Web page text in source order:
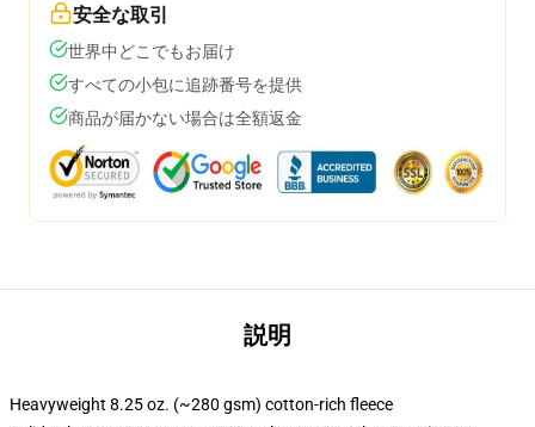
安全な取引
世界中どこでもお届け
すべての小包に追跡番号を提供
商品が届かない場合は全額返金
説明
Heavyweight 8.25 oz. (~280 gsm) cotton-rich fleece